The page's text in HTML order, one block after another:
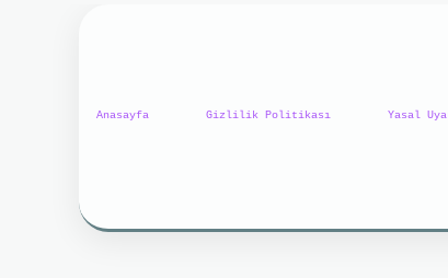
Anasayfa Gizlilik Politikası Yasal